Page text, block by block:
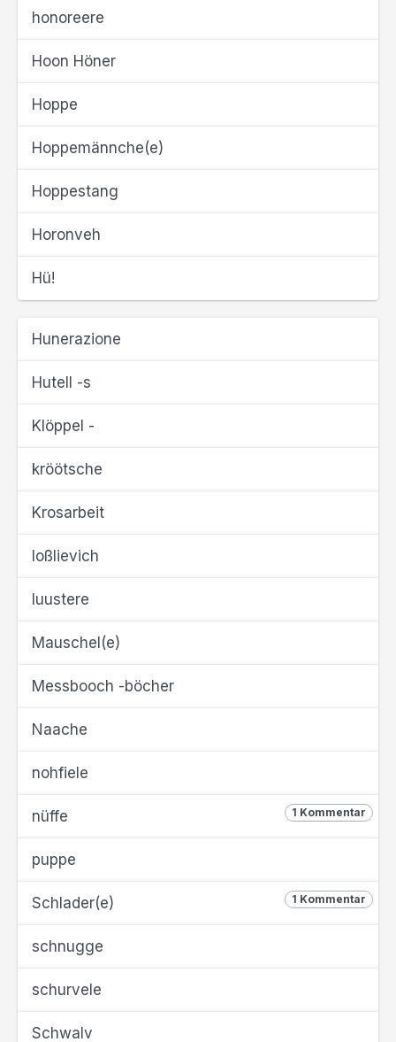
honoreere
Hoon Höner
Hoppe
Hoppemännche(e)
Hoppestang
Horonveh
Hü!
Hunerazione
Hutell -s
Klöppel -
kröötsche
Krosarbeit
loßlievich
luustere
Mauschel(e)
Messbooch -böcher
Naache
nohfiele
1 Kommentar
nüffe
puppe
1 Kommentar
Schlader(e)
schnugge
schurvele
Schwalv